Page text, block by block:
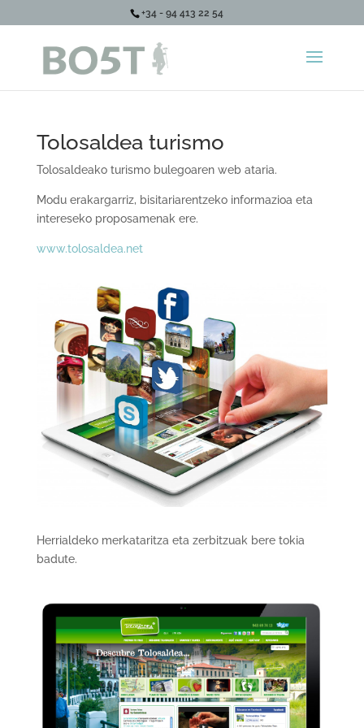
+34 - 94 413 22 54
Tolosaldea turismo
Tolosaldeako turismo bulegoaren web ataria.
Modu erakargarriz, bisitariarentzeko informazioa eta
intereseko proposamenak ere.
www.tolosaldea.net
Herrialdeko merkataritza eta zerbitzuak bere tokia
badute.